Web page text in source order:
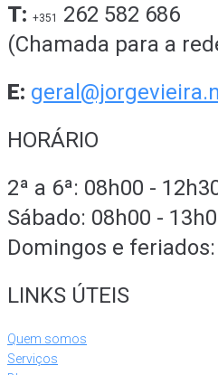
T: +351
262 582 686
(Chamada para a
E:
HORÁRIO
2ª a 6ª: 08h00 -
Sábado: 08h00 -
Domingos e
LINKS ÚTEIS
Quem somos
Serviços